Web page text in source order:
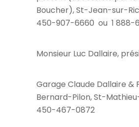
Boucher), St-Jean-sur-
450-907-6660 ou 1 888-
Monsieur Luc Dallaire,
Garage Claude Dallaire &
Bernard-Pilon, St-
450-467-0872